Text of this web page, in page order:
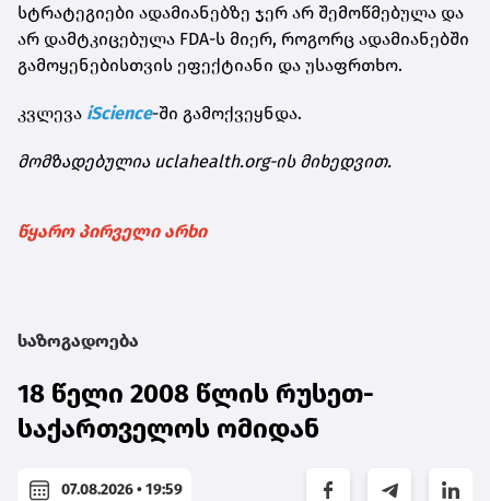
სტრატეგიები ადამიანებზე ჯერ არ შემოწმებულა და
არ დამტკიცებულა FDA-ს მიერ, როგორც ადამიანებში
გამოყენებისთვის ეფექტიანი და უსაფრთხო.
კვლევა iScience-ში გამოქვეყნდა.
მომზადებულია uclahealth.org-ის მიხედვით.
წყარო პირველი არხი
საზოგადოება
18 წელი 2008 წლის რუსეთ-
საქართველოს ომიდან
07.08.2026 • 19:59